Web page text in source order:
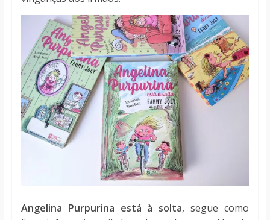
Angelina Purpurina está à solta, segue como